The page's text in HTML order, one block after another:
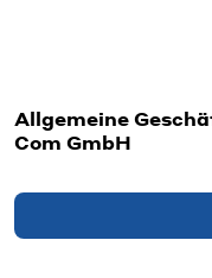
Allgemeine
Com GmbH